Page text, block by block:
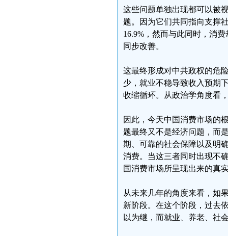
这些问题单独出现都可以被
题。因为它们共同指向支撑
16.9%，然而与此同时，消
同步改善。
这最终形成对中共政权的危
少，就业不稳导致收入预期
收缩循环。从政治学角度看
因此，今天中国消费市场的
题最终又不是经济问题，而
期、可靠的社会保障以及明
消费。当这三者同时出现不
国消费市场所呈现出来的真
从未来几年的角度来看，如
新阶段。在这个阶段，过去
以为继，而就业、养老、社